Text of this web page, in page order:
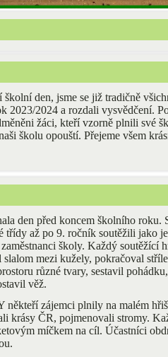
den, jsme se již tradičně
2023/2024 a rozdali vysvědčení.
žáci, kteří vzorně plnili své
školu opouští. Přejeme všem
den před koncem školního roku.
třídy až po 9. ročník soutěžili jako
školy. Každý soutěžící
slalom mezi kužely, pokračoval
různé tvary, sestavil
věž.
někteří zájemci plnily na malém
krásy ČR, pojmenovali stromy.
míčkem na cíl. Účastníci